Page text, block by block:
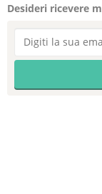
Desideri ricevere